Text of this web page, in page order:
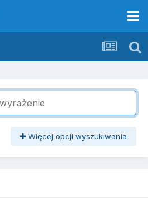
Więcej opcji wyszukiwania